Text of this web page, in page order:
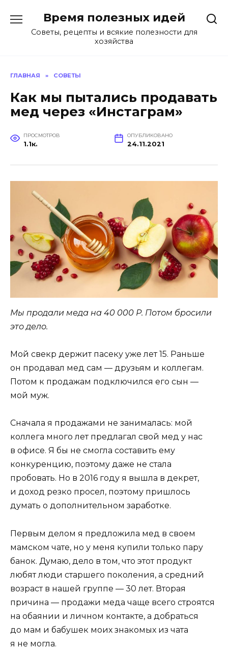
содержанию
Время полезных идей
Советы, рецепты и всякие полезности для
хозяйства
ГЛАВНАЯ » СОВЕТЫ
Как мы пытались продавать
мед через «Инстаграм»
ПРОСМОТРОВ
1.1к.
ОПУБЛИКОВАНО
24.11.2021
Мы продали меда на 40 000 Р. Потом бросили
это дело.
Мой свекр держит пасеку уже лет 15. Раньше
он продавал мед сам — друзьям и коллегам.
Потом к продажам подключился его сын —
мой муж.
Сначала я продажами не занималась: мой
коллега много лет предлагал свой мед у нас
в офисе. Я бы не смогла составить ему
конкуренцию, поэтому даже не стала
пробовать. Но в 2016 году я вышла в декрет,
и доход резко просел, поэтому пришлось
думать о дополнительном заработке.
Первым делом я предложила мед в своем
мамском чате, но у меня купили только пару
банок. Думаю, дело в том, что этот продукт
любят люди старшего поколения, а средний
возраст в нашей группе — 30 лет. Вторая
причина — продажи меда чаще всего строятся
на обаянии и личном контакте, а добраться
до мам и бабушек моих знакомых из чата
я не могла.